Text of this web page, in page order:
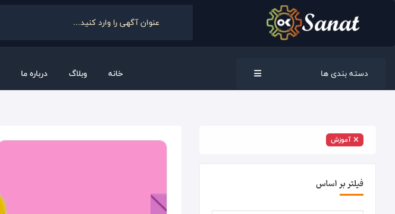
دسته بندی ها خانه وبلاگ درباره ما
آموزش
فیلتر بر اساس